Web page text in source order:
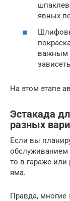
явных
важным
На этом этапе
Эстакада
разных
Если вы
обслуживанием
то в гараже
яма.
Правда, многие